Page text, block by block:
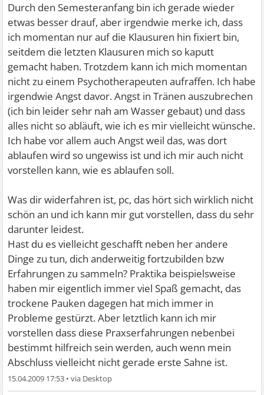
Durch den Semesteranfang bin ich gerade wieder
etwas besser drauf, aber irgendwie merke ich, dass
ich momentan nur auf die Klausuren hin fixiert bin,
seitdem die letzten Klausuren mich so kaputt
gemacht haben. Trotzdem kann ich mich momentan
nicht zu einem Psychotherapeuten aufraffen. Ich habe
irgendwie Angst davor. Angst in Tränen auszubrechen
(ich bin leider sehr nah am Wasser gebaut) und dass
alles nicht so abläuft, wie ich es mir vielleicht wünsche.
Ich habe vor allem auch Angst weil das, was dort
ablaufen wird so ungewiss ist und ich mir auch nicht
vorstellen kann, wie es ablaufen soll.
Was dir widerfahren ist, pc, das hört sich wirklich nicht
schön an und ich kann mir gut vorstellen, dass du sehr
darunter leidest.
Hast du es vielleicht geschafft neben her andere
Dinge zu tun, dich anderweitig fortzubilden bzw
Erfahrungen zu sammeln? Praktika beispielsweise
haben mir eigentlich immer viel Spaß gemacht, das
trockene Pauken dagegen hat mich immer in
Probleme gestürzt. Aber letztlich kann ich mir
vorstellen dass diese Praxserfahrungen nebenbei
bestimmt hilfreich sein werden, auch wenn mein
Abschluss vielleicht nicht gerade erste Sahne ist.
15.04.2009 17:53 •